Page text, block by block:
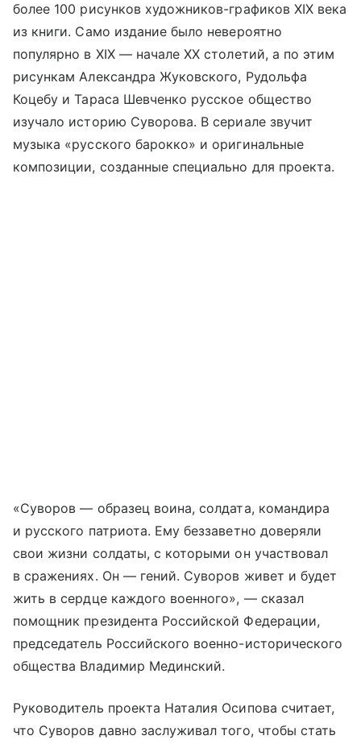
более 100 рисунков художников-графиков XIX века
из книги. Само издание было невероятно
популярно в XIX — начале XX столетий, а по этим
рисункам Александра Жуковского, Рудольфа
Коцебу и Тараса Шевченко русское общество
изучало историю Суворова. В сериале звучит
музыка «русского барокко» и оригинальные
композиции, созданные специально для проекта.
«Суворов — образец воина, солдата, командира
и русского патриота. Ему беззаветно доверяли
свои жизни солдаты, с которыми он участвовал
в сражениях. Он — гений. Суворов живет и будет
жить в сердце каждого военного», — сказал
помощник президента Российской Федерации,
председатель Российского военно-исторического
общества Владимир Мединский.
Руководитель проекта Наталия Осипова считает,
что Суворов давно заслуживал того, чтобы стать